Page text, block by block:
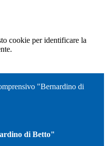
cookie per identificare la
"Bernardino di
di Betto"